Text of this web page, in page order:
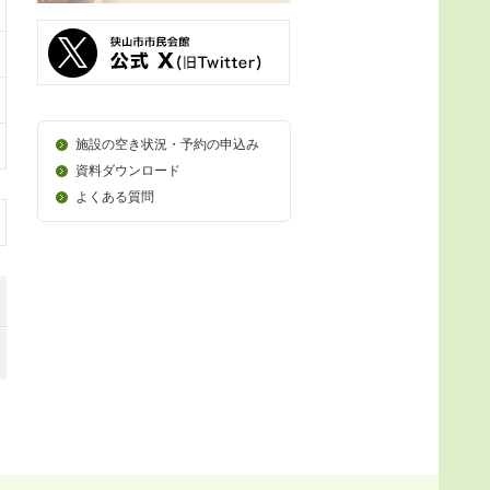
施設の空き状況・予約の申込み
資料ダウンロード
よくある質問